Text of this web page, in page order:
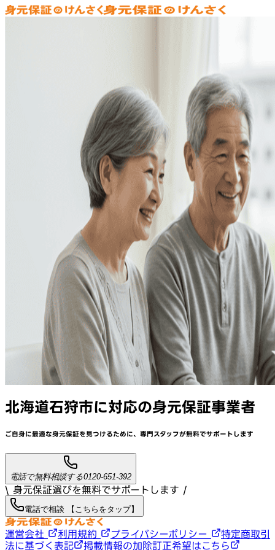
北海道石狩市に対応の身元保証事業者
ご自身に最適な身元保証を見つけるために、 専門スタッフが無料でサポートします
電話で無料相談する0120-651-392
\ 身元保証選びを無料でサポートします /
電話で相談 【こちらをタップ】
運営会社 利用規約 プライバシーポリシー
特定商取引
法に基づく表記
掲載情報の加除訂正希望はこちら